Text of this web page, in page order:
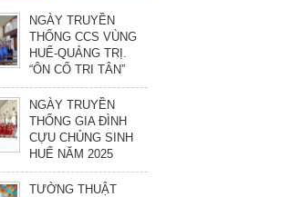
NGÀY TRUYỀN
THỐNG CCS VÙNG
HUẾ-QUẢNG TRỊ.
“ÔN CỐ TRI TÂN”
NGÀY TRUYỀN
THỐNG GIA ĐÌNH
CỰU CHỦNG SINH
HUẾ NĂM 2025
TƯỜNG THUẬT